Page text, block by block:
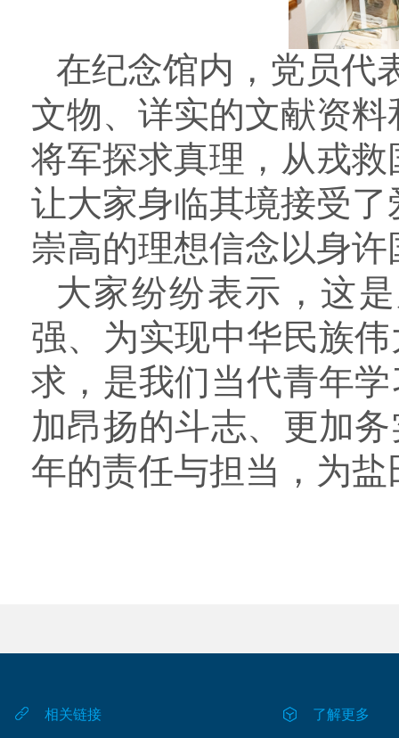
在纪念馆内，党员代
文物、详实的文献资
将军探求真理，从戎救
让大家身临其境接受
崇高的理想信念以身
大家纷纷表示，这
强、为实现中华民族
求，是我们当代青年
加昂扬的斗志、更加
年的责任与担当，为
相关链接 了解更多